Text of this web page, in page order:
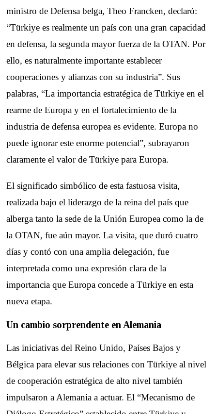
ministro de Defensa belga, Theo Francken, declaró:
“Türkiye es realmente un país con una gran capacidad
en defensa, la segunda mayor fuerza de la OTAN. Por
ello, es naturalmente importante establecer
cooperaciones y alianzas con su industria”. Sus
palabras, “La importancia estratégica de Türkiye en el
rearme de Europa y en el fortalecimiento de la
industria de defensa europea es evidente. Europa no
puede ignorar este enorme potencial”, subrayaron
claramente el valor de Türkiye para Europa.
El significado simbólico de esta fastuosa visita,
realizada bajo el liderazgo de la reina del país que
alberga tanto la sede de la Unión Europea como la de
la OTAN, fue aún mayor. La visita, que duró cuatro
días y contó con una amplia delegación, fue
interpretada como una expresión clara de la
importancia que Europa concede a Türkiye en esta
nueva etapa.
Un cambio sorprendente en Alemania
Las iniciativas del Reino Unido, Países Bajos y
Bélgica para elevar sus relaciones con Türkiye al nivel
de cooperación estratégica de alto nivel también
impulsaron a Alemania a actuar. El “Mecanismo de